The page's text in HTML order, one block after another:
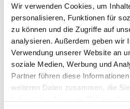
Wir verwenden Cookies, um
personalisieren, Funktionen für
zu können und die Zugriffe auf
analysieren. Außerdem geben wir
Verwendung unserer Website an
soziale Medien, Werbung und
Partner führen diese
weiteren Daten zusammen, die
Dies könnte